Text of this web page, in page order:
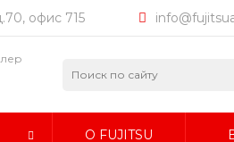
офис 715
О FUJITSU